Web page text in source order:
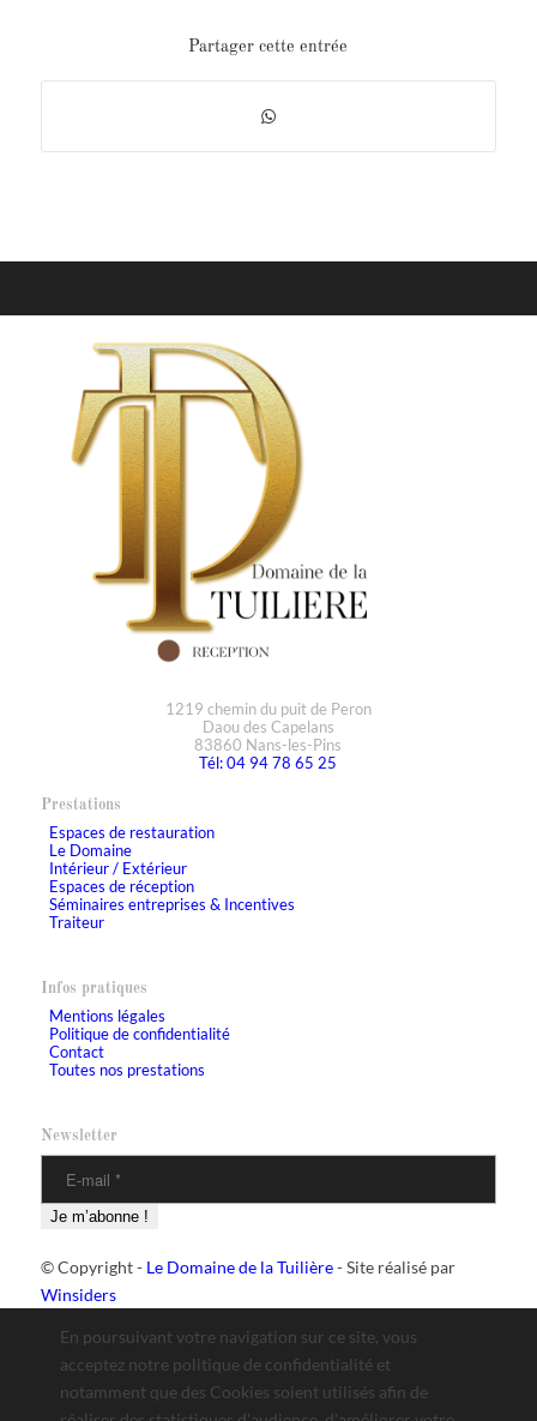
Partager cette entrée
1219 chemin du puit de Peron
Daou des Capelans
83860 Nans-les-Pins
Tél: 04 94 78 65 25
Prestations
Espaces de restauration
Le Domaine
Intérieur / Extérieur
Espaces de réception
Séminaires entreprises & Incentives
Traiteur
Infos pratiques
Mentions légales
Politique de confidentialité
Contact
Toutes nos prestations
Newsletter
© Copyright - Le Domaine de la Tuilière- Site réalisé par
Winsiders
En poursuivant votre navigation sur ce site, vous
acceptez notre politique de confidentialité et
notamment que des Cookies soient utilisés afin de